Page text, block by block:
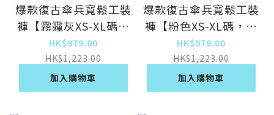
爆款復古傘兵寬鬆工裝
褲【霧霾灰XS-XL碼，
下單後與客服確認發貨
尺碼】
HK$979.00
HK$1,223.00
加入購物車
爆款復古傘兵寬鬆工裝
褲【粉色XS-XL碼，下
單後與客服確認發貨尺
碼】
HK$979.00
HK$1,223.00
加入購物車